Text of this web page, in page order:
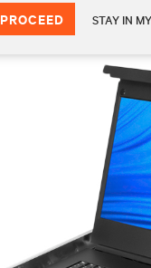
PROCEED STAY IN